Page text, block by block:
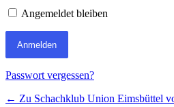
Angemeldet bleiben
Passwort vergessen?
← Zu Schachklub Union Eimsbüttel